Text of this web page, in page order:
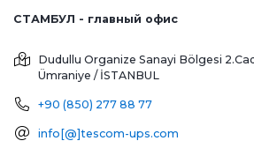
СТАМБУЛ - главный офис
Dudullu Organize Sanayi Bölgesi
Ümraniye / İSTANBUL
+90 (850) 277 88 77
info[@]tescom-ups.com